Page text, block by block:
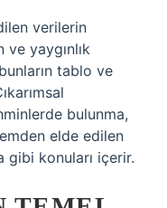
verilerin
ve yaygınlık
tablo ve
bulunma,
elde edilen
gibi konuları içerir.